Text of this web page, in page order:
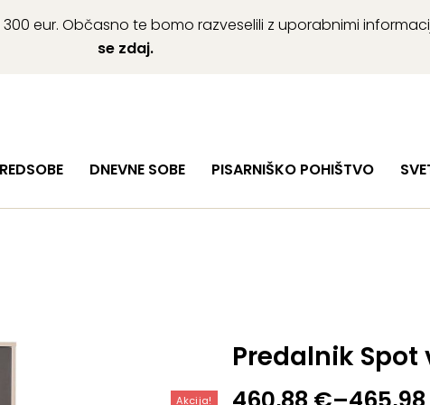
eur. Občasno te bomo razveselili z uporabnimi
se zdaj.
DNEVNE SOBE PISARNIŠKO POHIŠTVO
Predalnik
Akcija!